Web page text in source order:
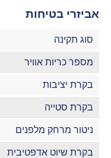
אביזרי בטיחות
סוג תקינה
מספר כריות אוויר
בקרת יציבות
בקרת סטייה
ניטור מרחק מלפנים
בקרת שיוט אדפטיבית